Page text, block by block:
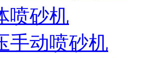
喷砂机
手动喷砂机